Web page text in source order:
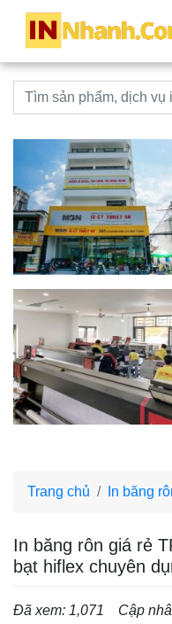
innhanh.com.vn
Từ khoá tìm kiếm
Trang chủ In băng
In băng rôn giá rẻ
bạt hiflex chuyên
Đã xem: 1,071
Cập